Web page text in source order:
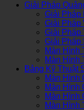
Giải Pháp
Giải Pháp
Giải Pháp
Giải Pháp
Giải Pháp
Màn Hình
Màn Hình
Bảng Kỹ Thuật
Màn Hình
Màn Hình
Màn Hình
Màn Hình